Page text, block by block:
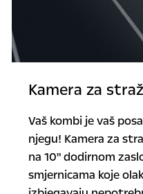
Kamera za
Vaš kombi je vaš
njegu! Kamera za
na 10" dodirnom
smjernicama koje